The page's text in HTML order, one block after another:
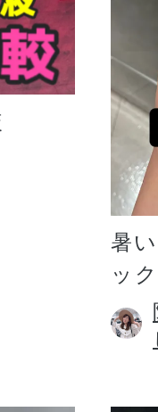
モイスト
クリア
ンズオイル
暑
ッ